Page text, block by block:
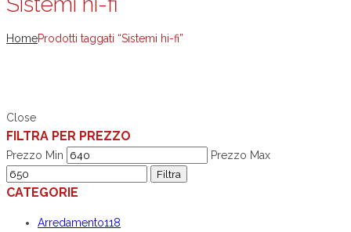
HomeProdotti taggati “Sistemi hi-fi”
Close
FILTRA PER PREZZO
Prezzo Min
Prezzo Max
Filtra
CATEGORIE
Arredamento118